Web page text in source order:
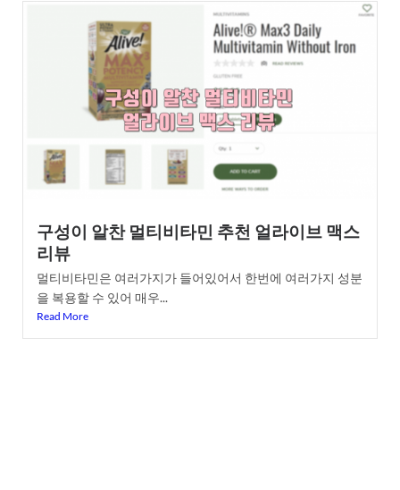
구성이 알찬 멀티비타민 추천 얼라이브 맥스
리뷰
멀티비타민은 여러가지가 들어있어서 한번에 여러가지 성분
을 복용할 수 있어 매우...
Read More